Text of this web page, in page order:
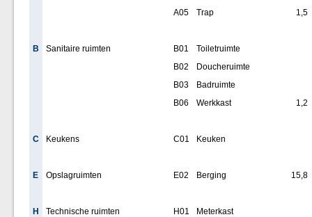
A05
Trap 1,5
B Sanitaire ruimten B01
Toiletruimte
B02
Doucheruimte
B03
Badruimte
B06
Werkkast 1,2
C Keukens C01 Keuken
E Opslagruimten E02 Berging 15,8
H Technische ruimten H01 Meterkast